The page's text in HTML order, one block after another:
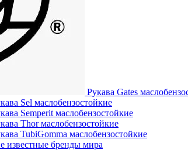
Рукава Gates
Sel маслобензостойкие
Semperit маслобензостойкие
Thorмаслобензостойкие
TubiGomma маслобензостойкие
известные бренды мира